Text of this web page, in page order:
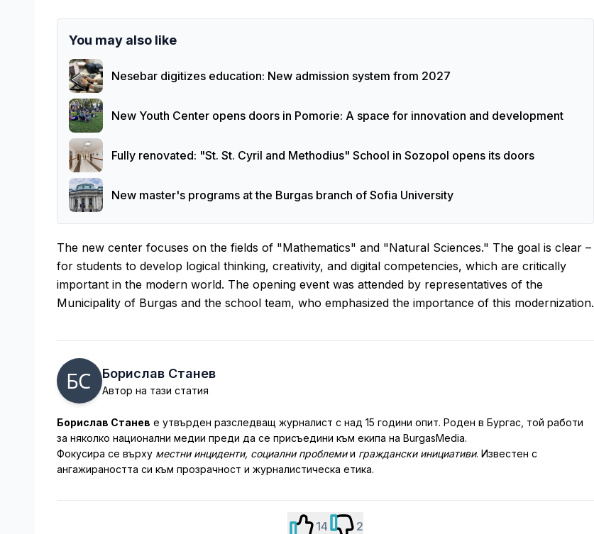
You may also like
Nesebar digitizes education: New admission system from 2027
New Youth Center opens doors in Pomorie: A space for innovation and development
Fully renovated: "St. St. Cyril and Methodius" School in Sozopol opens its doors
New master's programs at the Burgas branch of Sofia University
The new center focuses on the fields of "Mathematics" and "Natural Sciences." The goal is clear –
for students to develop logical thinking, creativity, and digital competencies, which are critically
important in the modern world. The opening event was attended by representatives of the
Municipality of Burgas and the school team, who emphasized the importance of this modernization.
Борислав Станев
Автор на тази статия
Борислав Станев е утвърден разследващ журналист с над 15 години опит. Роден в Бургас, той работи
за няколко национални медии преди да се присъедини към екипа на BurgasMedia.
Фокусира се върху местни инциденти, социални проблемии граждански инициативи. Известен с
ангажираността си към прозрачност и журналистическа етика.
14 2